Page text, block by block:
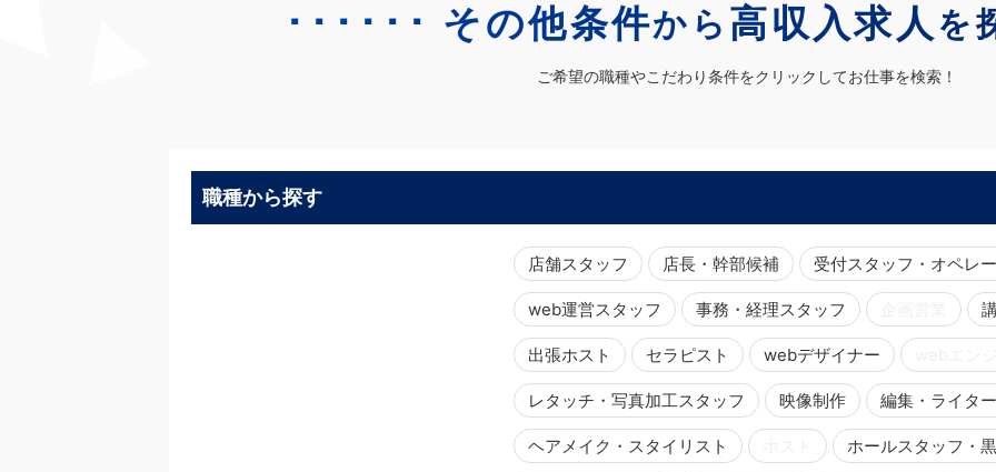
･･････ その他条件から 高収入求人 を
ご希望の職種やこだわり条件をクリックしてお仕事を検索！
職種から探す
店舗スタッフ 店長・幹部候補 受付スタッフ・オペレ
web運営スタッフ 事務・経理スタッフ
出張ホスト セラピスト webデザイナー
レタッチ・写真加工スタッフ 映像制作 編集・ライター
ヘアメイク・スタイリスト ホールスタッフ・